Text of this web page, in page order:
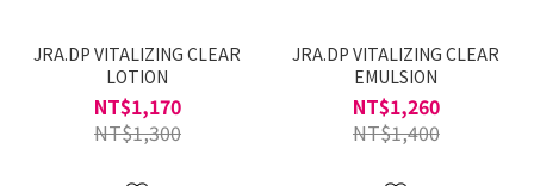
JRA.DP VITALIZING CLEAR
LOTION
NT$1,170
NT$1,300
JRA.DP VITALIZING CLEAR
EMULSION
NT$1,260
NT$1,400